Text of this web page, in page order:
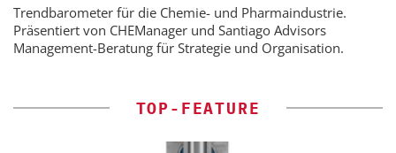
Trendbarometer für die Chemie- und Pharmaindustrie.
Präsentiert von CHEManager und Santiago Advisors
Management-Beratung für Strategie und Organisation.
TOP-FEATURE